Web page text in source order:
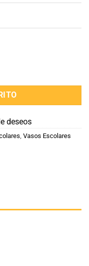
deseos
, Vasos Escolares